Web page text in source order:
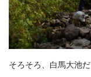
そろそろ、白馬大池だ